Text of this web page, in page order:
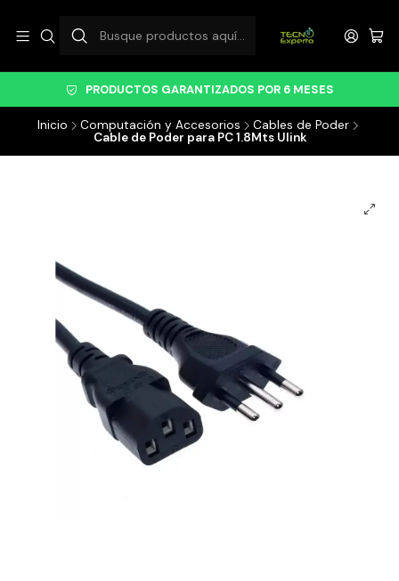
PRODUCTOS GARANTIZADOS POR 6 MESES
Inicio Computación y Accesorios
Cables de Poder
Cable de Poder para PC 1.8Mts Ulink